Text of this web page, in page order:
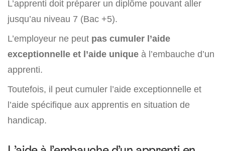
L’apprenti doit préparer un diplôme pouvant aller
jusqu’au niveau 7 (Bac +5).
L’employeur ne peut pas cumuler l’aide
exceptionnelle et l’aide unique à l’embauche d’un
apprenti.
Toutefois, il peut cumuler l’aide exceptionnelle et
l’aide spécifique aux apprentis en situation de
handicap.